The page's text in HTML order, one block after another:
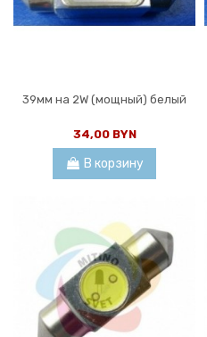
39мм на 2W (мощный) белый
34,00 BYN
В корзину